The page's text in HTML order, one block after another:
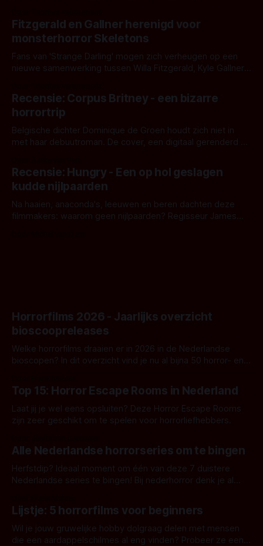
kille stijl vol folklore en mythe. Het topic deze keer is (kon
het het al raden?)... de weerwolf. Kijk je mee?
Fitzgerald en Gallner herenigd voor
monsterhorror Skeletons
Fans van 'Strange Darling' mogen zich verheugen op een
nieuwe samenwerking tussen Willa Fitzgerald, Kyle Gallner
'Skeletons', een nieuwe creature feature waarvoor de
opnames zijn gestart in Australië.
Recensie: Corpus Britney - een bizarre
horrortrip
Belgische dichter Dominique de Groen houdt zich niet in
met haar debuutroman. De cover, een digitaal gerenderd en
achtergrond, belooft iets kleurrijks maar onheilspellends,
iets ongrijpbaars. En dat maakt De Groen met ieder woord
waar.
Recensie: Hungry - Een op hol geslagen
kudde nijlpaarden
Na haaien, anaconda's, leeuwen en beren dachten deze
filmmakers: waarom geen nijlpaarden? Regisseur James
Horrorfilms 2026 - Jaarlijks overzicht
bioscoopreleases
Welke horrorfilms draaien er in 2026 in de Nederlandse
bioscopen? In dit overzicht vind je nu al bijna 50 horror- en
Top 15: Horror Escape Rooms in Nederland
Laat jij je wel eens opsluiten? Deze Horror Escape Rooms
zijn zeer geschikt om te spelen voor horrorliefhebbers.
Alle Nederlandse horrorseries om te bingen
Herfstdip? Ideaal moment om één van deze 7 duistere
Nederlandse series te bingen! Bij nederhorror denk je al
Amsterdamned of The Johnsons. Maar Nederlandse horror
is niet beperkt tot films. Hier een aantal Nederlandse tv-
series uit het duistere of horrorgenre. Als
Lijstje: 5 horrorfilms voor beginners
Wil je jouw gruwelijke hobby dolgraag delen met mensen
die een aardappelschilmes al eng vinden? Probeer ze eens